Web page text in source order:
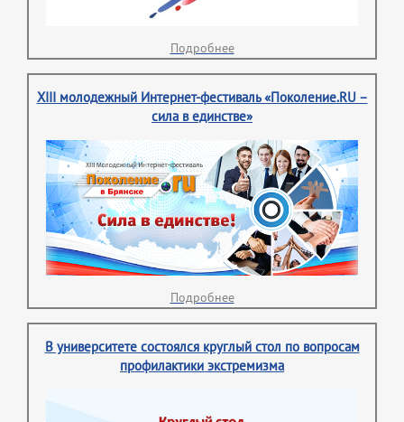
Подробнее
XIII молодежный Интернет-фестиваль «Поколение.RU –
сила в единстве»
Подробнее
В университете состоялся круглый стол по вопросам
профилактики экстремизма